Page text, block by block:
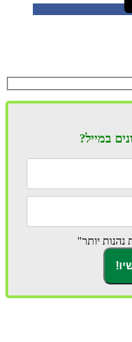
במייל?
נהנות יותר"